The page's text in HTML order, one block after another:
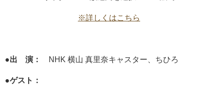
※詳しくはこちら
●出 演： NHK 横山 真里奈キャスター、ちひろ
●ゲスト：